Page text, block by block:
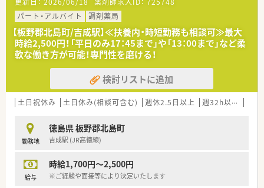
■徳島県内に地域に根差した調剤薬局を8店舗展開しており、安
定した経営基盤を誇る企業です。
■実務実習指導薬剤師が3名在籍しているため、新卒や未経験の
方でも安心して学べる環境です。
■従業員本人だけでなく、同居しているご家族のお薬代も全額法
人が負担する手厚い福利厚生があります。
【勤務実態について】
■月曜日から金曜日は17時30分までの営業となっており、夕方
以降のプライベートな時間を大切にできます。
午後をリフレッシュの時間として活用できます。
■有給休暇は法定通りにしっかりと付与され、ご家庭の都合など
に合わせたお休みの相談もしやすい職場です。
パート・アルバイト
調剤薬局
【板野郡北島町/吉成駅】≪扶養内・時短勤務も相談可≫最大
時給2,500円！「平日のみ17：45まで」や「13：00まで」など柔
軟な働き方が可能！専門性を磨ける！
検討リストに追加
土日祝休み 土日休み(相談可含む) 週休2.5日以上 週32h以上
勤務地
徳島県 板野郡北島町
吉成駅 (JR高徳線)
給与
時給1,700円～2,500円
※ご経験や面接等により決定いたします